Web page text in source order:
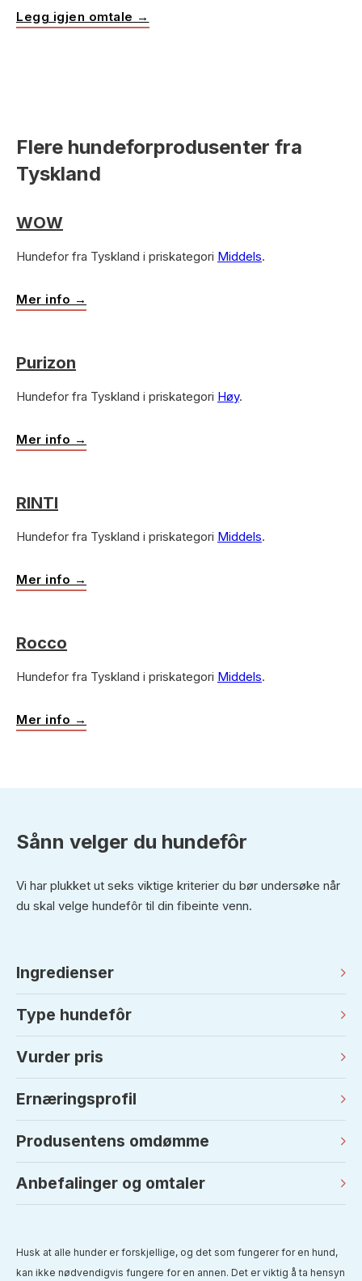
Legg igjen omtale →
Flere hundeforprodusenter fra
Tyskland
WOW
Hundefor fra Tyskland i priskategori Middels.
Mer info →
Purizon
Hundefor fra Tyskland i priskategori Høy.
Mer info →
RINTI
Hundefor fra Tyskland i priskategori Middels.
Mer info →
Rocco
Hundefor fra Tyskland i priskategori Middels.
Mer info →
Sånn velger du hundefôr
Vi har plukket ut seks viktige kriterier du bør undersøke når
du skal velge hundefôr til din fibeinte venn.
Ingredienser
Type hundefôr
Vurder pris
Ernæringsprofil
Produsentens omdømme
Anbefalinger og omtaler
Husk at alle hunder er forskjellige, og det som fungerer for en hund,
kan ikke nødvendigvis fungere for en annen. Det er viktig å ta hensyn